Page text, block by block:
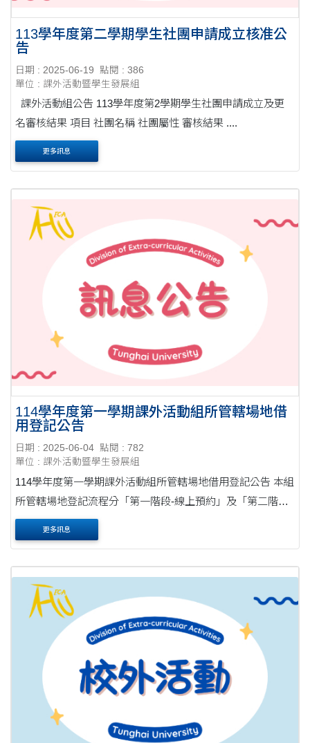
113學年度第二學期學生社團申請成立核准公
告
日期 : 2025-06-19
點閱 : 386
單位 : 課外活動暨學生發展組
課外活動組公告 113學年度第2學期學生社團申請成立及更
名審核結果 項目 社團名稱 社團屬性 審核結果 ....
更多訊息
114學年度第一學期課外活動組所管轄場地借
用登記公告
日期 : 2025-06-04 點閱 : 782
單位 : 課外活動暨學生發展組
114學年度第一學期課外活動組所管轄場地借用登記公告 本組
所管轄場地登記流程分「第一階段-線上預約」及「第二階段-
當面協調」兩階段進行，登記場地如下所列： (1)中正紀念堂
大廳(含舞台及座位區，若需要前廳請一....
更多訊息